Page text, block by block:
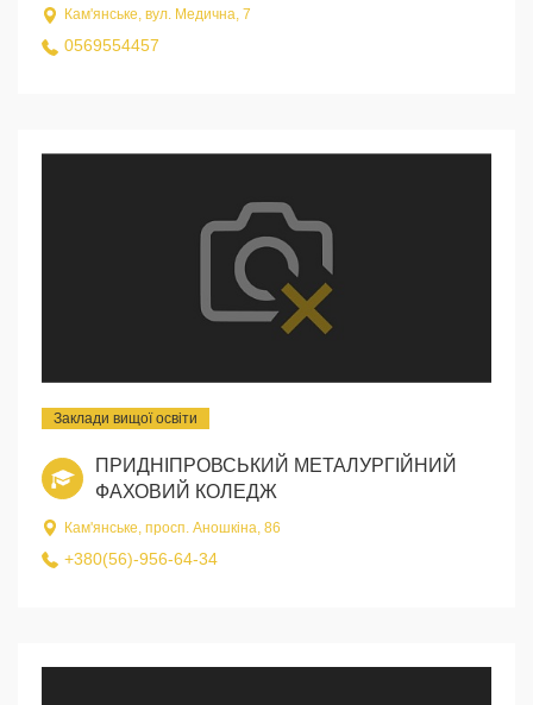
Кам'янське, вул. Медична, 7
0569554457
Заклади вищої освіти
ПРИДНІПРОВСЬКИЙ МЕТАЛУРГІЙНИЙ
ФАХОВИЙ КОЛЕДЖ
Кам'янське, просп. Аношкіна, 86
+380(56)-956-64-34